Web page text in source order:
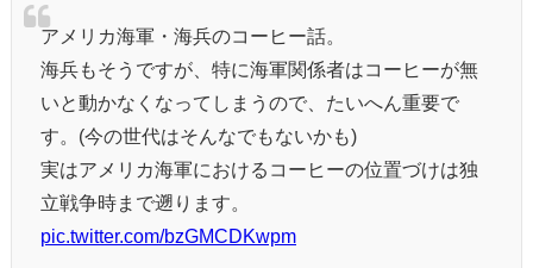
アメリカ海軍・海兵のコーヒー話。
海兵もそうですが、特に海軍関係者はコーヒーが無
いと動かなくなってしまうので、たいへん重要で
す。(今の世代はそんなでもないかも)
実はアメリカ海軍におけるコーヒーの位置づけは独
立戦争時まで遡ります。
pic.twitter.com/bzGMCDKwpm